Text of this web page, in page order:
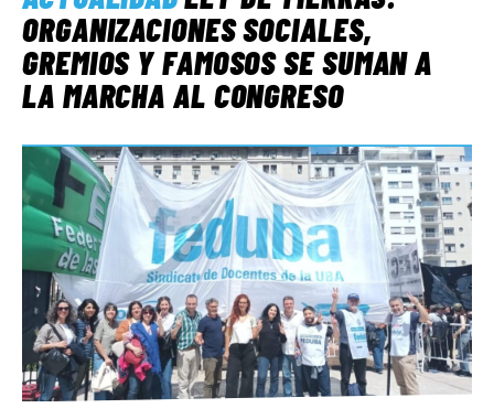
ORGANIZACIONES SOCIALES,
GREMIOS Y FAMOSOS SE SUMAN A
LA MARCHA AL CONGRESO